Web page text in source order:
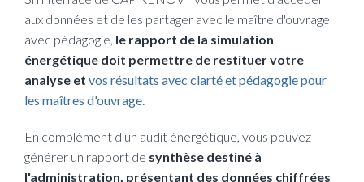
aux données et de les partager avec le maître d'ouvrage
avec pédagogie, le rapport de la simulation
énergétique doit permettre de restituer votre
analyse et vos résultats avec clarté et pédagogie pour
les maîtres d'ouvrage.
En complément d'un audit énergétique, vous pouvez
générer un rapport de synthèse destiné à
l'administration, présentant des données chiffrées